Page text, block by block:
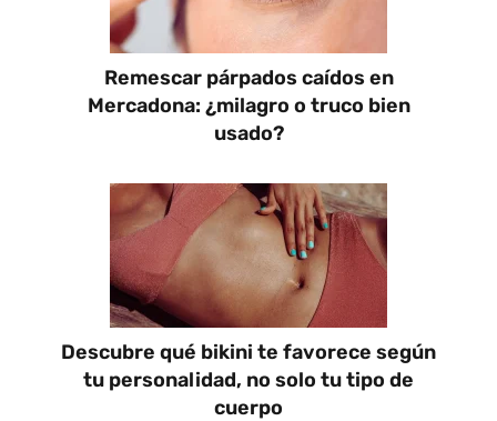
Remescar párpados caídos en
Mercadona: ¿milagro o truco bien
usado?
Descubre qué bikini te favorece según
tu personalidad, no solo tu tipo de
cuerpo